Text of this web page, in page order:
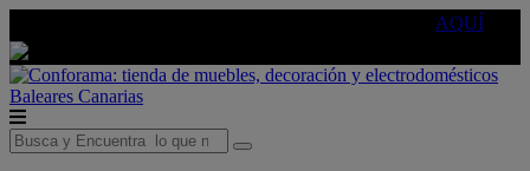
AQUÍ
Baleares Canarias